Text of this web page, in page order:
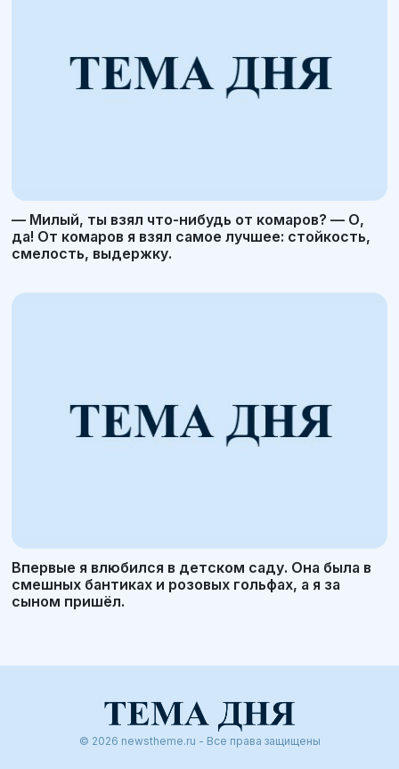
— Милый, ты взял что-нибудь от комаров? — О,
да! От комаров я взял самое лучшее: стойкость,
смелость, выдержку.
Впервые я влюбился в детском саду. Она была в
смешных бантиках и розовых гольфах, а я за
сыном пришёл.
© 2026 newstheme.ru - Все права защищены